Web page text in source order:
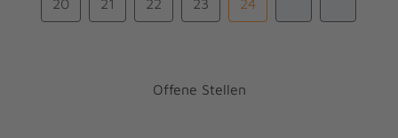
20 21 22 23 24
Offene Stellen